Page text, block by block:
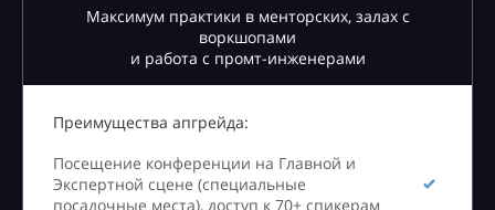
Максимум практики в менторских, залах с
воркшопами
и работа с промт-инженерами
Преимущества апгрейда:
Посещение конференции на Главной и
Экспертной сцене (специальные
посадочные места), доступ к 70+ спикерам